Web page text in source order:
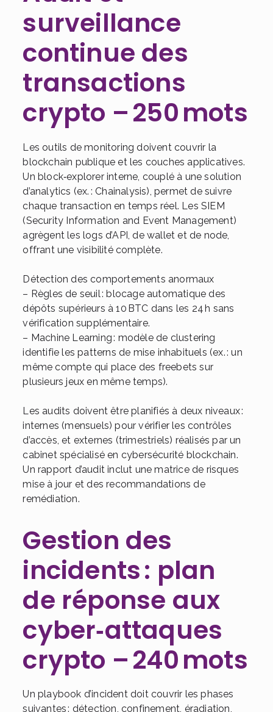
surveillance
continue des
transactions
crypto – 250 mots
Les outils de monitoring doivent couvrir la
blockchain publique et les couches applicatives.
Un block‑explorer interne, couplé à une solution
d’analytics (ex. : Chainalysis), permet de suivre
chaque transaction en temps réel. Les SIEM
(Security Information and Event Management)
agrègent les logs d’API, de wallet et de node,
offrant une visibilité complète.
Détection des comportements anormaux
– Règles de seuil : blocage automatique des
dépôts supérieurs à 10 BTC dans les 24 h sans
vérification supplémentaire.
– Machine Learning : modèle de clustering
identifie les patterns de mise inhabituels (ex. : un
même compte qui place des freebets sur
plusieurs jeux en même temps).
Les audits doivent être planifiés à deux niveaux :
internes (mensuels) pour vérifier les contrôles
d’accès, et externes (trimestriels) réalisés par un
cabinet spécialisé en cybersécurité blockchain.
Un rapport d’audit inclut une matrice de risques
mise à jour et des recommandations de
remédiation.
Gestion des
incidents : plan
de réponse aux
cyber‑attaques
crypto – 240 mots
Un playbook d’incident doit couvrir les phases
suivantes : détection, confinement, éradiation,